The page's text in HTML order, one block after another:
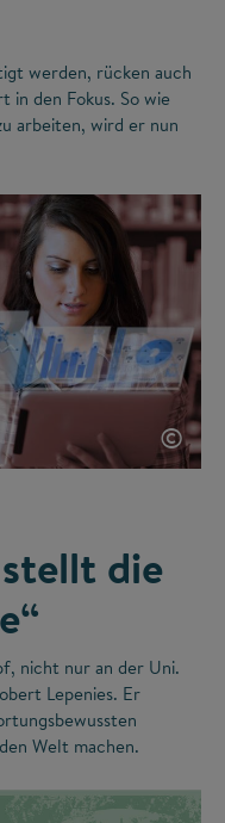
werden, rücken auch
in den Fokus. So wie
arbeiten, wird er nun
©
die
nicht nur an der Uni.
Lepenies. Er
Welt machen.